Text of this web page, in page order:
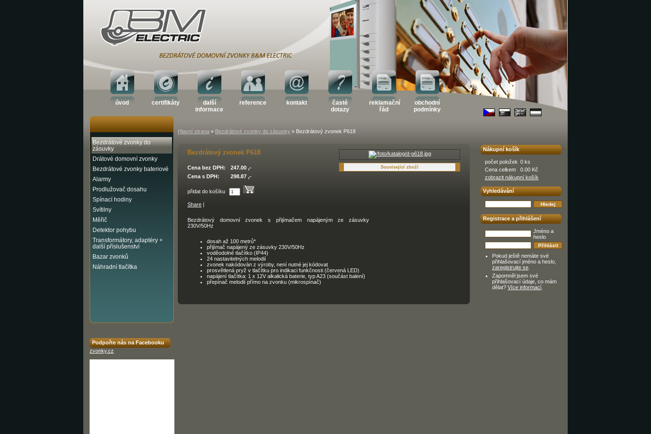
Hlavní strana » Bezdrátové zvonky do zásuvky » Bezdrátový zvonek P618
Související zboží
Bezdrátový zvonek P618
Cena bez DPH:
247.00 ,-
Cena s DPH:
298.87 ,-
přidat do košíku
Share |
Bezdrátový domovní zvonek s přijímačem napájeným ze zásuvky
230V/50Hz
dosah až 100 metrů*
přijímač napájený ze zásuvky 230V/50Hz
voděodolné tlačítko (IP44)
24 nastavitelných melodií
zvonek nakódován z výroby, není nutné jej kódovat
prosvětlená pryž v tlačítku pro indikaci funkčnosti (červená LED)
napájení tlačítka: 1 x 12V alkalická baterie, typ A23 (součást balení)
přepínač melodií přímo na zvonku (mikrospínač)
Nákupní košík
počet položek 0 ks
Cena celkem
0.00 Kč
zobrazit nákupní košík
Vyhledávání
Registrace a přihlášení
Jméno a
heslo
Pokud ještě nemáte své
přihlašovací jméno a heslo,
zaregistrujte se
Zapomněl jsem své
přihlašovací údaje, co mám
dělat? Více informací
Bezdrátové zvonky do
zásuvky
Drátové domovní zvonky
Bezdrátové zvonky bateriové
Alarmy
Prodlužovač dosahu
Spínací hodiny
Svítilny
Měřič
Detektor pohybu
Transformátory, adaptéry +
další příslušenství
Bazar zvonků
Náhradní tlačítka
Podpořte nás na Facebooku
zvonky.cz
úvod certifikáty
další
informace
reference kontakt
časté
dotazy
reklamační
řád
obchodní
podmínky